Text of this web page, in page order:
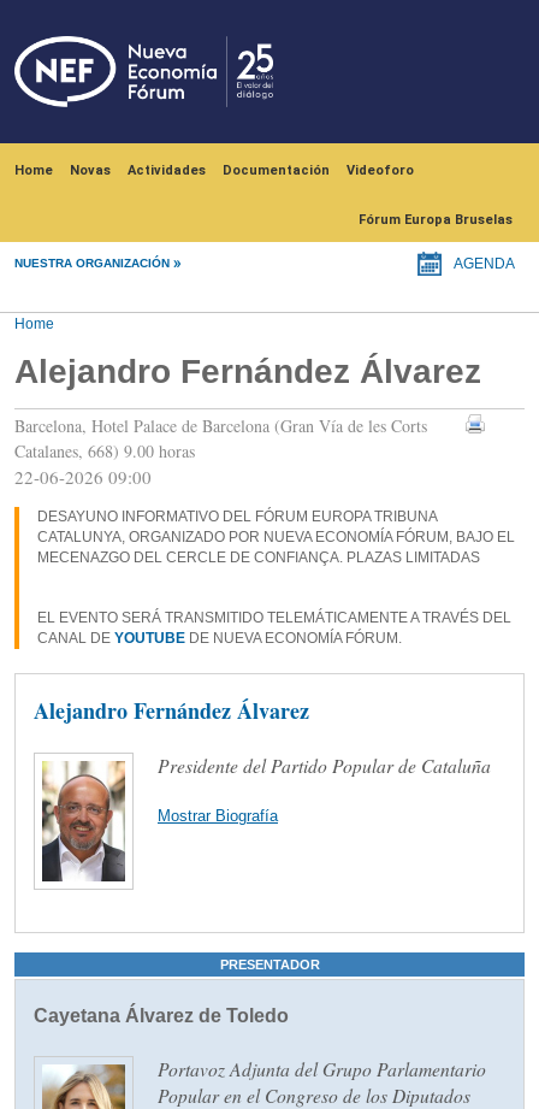
Home Novas Actividades Documentación Videoforo
Fórum Europa Bruselas
NUESTRA ORGANIZACIÓN AGENDA
Home
Alejandro Fernández Álvarez
Barcelona, Hotel Palace de Barcelona (Gran Vía de les Corts
Catalanes, 668) 9.00 horas
22-06-2026 09:00
DESAYUNO INFORMATIVO DEL FÓRUM EUROPA TRIBUNA
CATALUNYA, ORGANIZADO POR NUEVA ECONOMÍA FÓRUM, BAJO EL
MECENAZGO DEL CERCLE DE CONFIANÇA. PLAZAS LIMITADAS
EL EVENTO SERÁ TRANSMITIDO TELEMÁTICAMENTE A TRAVÉS DEL
CANAL DE YOUTUBE DE NUEVA ECONOMÍA FÓRUM.
Alejandro Fernández Álvarez
Presidente del Partido Popular de Cataluña
Mostrar Biografía
PRESENTADOR
Cayetana Álvarez de Toledo
Portavoz Adjunta del Grupo Parlamentario
Popular en el Congreso de los Diputados